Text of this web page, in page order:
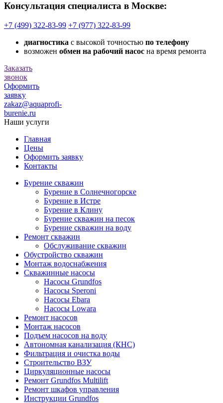
Консультация специалиста в Москве:
+7 (499) 322-83-99 +7 (977) 322-83-99
диагностика с высокой точностью по телефону
возможен обмен на рабочий насос на время ремонта
Заказать
звонок
Оформить
заявку
zakaz@aquaprofi-
burenie.ru
Наши услуги
Главная
Цены
Оформить заявку
Контакты
Бурение скважин
Бурение в Солнечногорске
Бурение в Истре
Бурение в Клину
Бурение скважин на песок
Бурение скважин на воду
Ремонт скважин
Обслуживание скважин
Обустройство скважин
Монтаж водоснабжения
Скважинные насосы
Насосы Grundfos
Насосы Speroni
Насосы Ebara
Насосы Lowara
Ремонт насосов
Монтаж насосов
Подъем насосов на воду
Автономная канализация (КНС)
Фильтрация и очистка воды
Строительство ВЗУ
Циркуляционные насосы
Ремонт Grundfos Multilift
Ремонт шкафов управления
Инструкции Grundfos